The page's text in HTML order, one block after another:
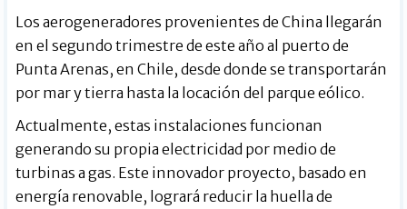
Los aerogeneradores provenientes de China llegarán
en el segundo trimestre de este año al puerto de
Punta Arenas, en Chile, desde donde se transportarán
por mar y tierra hasta la locación del parque eólico.
Actualmente, estas instalaciones funcionan
generando su propia electricidad por medio de
turbinas a gas. Este innovador proyecto, basado en
energía renovable, logrará reducir la huella de